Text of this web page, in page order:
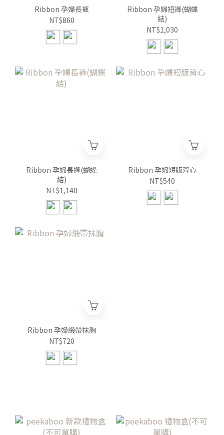
Ribbon 孕婦長褲
NT$860
Ribbon 孕婦短褲(蝴蝶
結)
NT$1,030
Ribbon 孕婦長褲(蝴蝶
結)
NT$1,140
Ribbon 孕婦短版背心
NT$540
Ribbon 孕婦緞帶抹胸
NT$720